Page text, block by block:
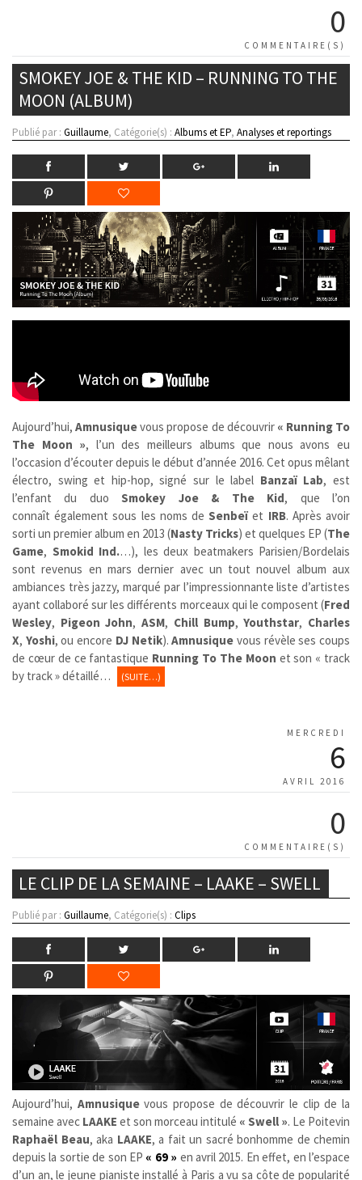
0
COMMENTAIRE(S)
SMOKEY JOE & THE KID – RUNNING TO THE
MOON (ALBUM)
Publié par : Guillaume, Catégorie(s) : Albums et EP, Analyses et reportings
Aujourd’hui,Amnusiquevous propose de découvrir « Running To
The Moon », l’un des meilleurs albums que nous avons eu
l’occasion d’écouter depuis le début d’année 2016. Cet opus mêlant
électro, swing et hip-hop, signé sur le label Banzaï Lab, est
l’enfant du duoSmokey Joe & The Kid, que l’on
connaît également sous les noms deSenbeï et IRB. Après avoir
sorti un premier album en 2013 (Nasty Tricks) et quelques EP (The
Game, Smokid Ind.…), les deux beatmakers Parisien/Bordelais
sont revenus en mars dernier avec un tout nouvel album aux
ambiances très jazzy, marqué par l’impressionnante liste d’artistes
ayant collaboré sur les différents morceaux qui le composent (Fred
Wesley, Pigeon John, ASM, Chill Bump, Youthstar, Charles
X, Yoshi, ou encore DJ Netik).Amnusique vous révèle ses coups
de cœur de ce fantastique Running To The Moon et son « track
by track » détaillé…
(SUITE…)
MERCREDI
6
AVRIL 2016
0
COMMENTAIRE(S)
LE CLIP DE LA SEMAINE – LAAKE – SWELL
Publié par : Guillaume, Catégorie(s) : Clips
Aujourd’hui, Amnusiquevous propose de découvrir le clip de la
semaine avec LAAKE et son morceau intitulé « Swell ». Le Poitevin
Raphaël Beau, aka LAAKE, a fait un sacré bonhomme de chemin
depuis la sortie de son EP « 69 » en avril 2015. En effet, en l’espace
d’un an, le jeune pianiste installé à Paris a vu sa côte de popularité